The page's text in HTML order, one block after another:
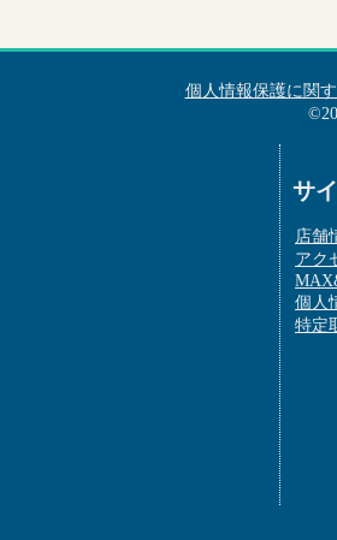
個人情報保護に関
サ
店舗
アク
個人
特定